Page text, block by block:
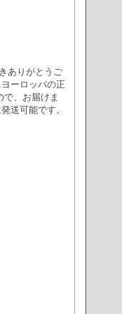
ありがとうご
ーロッパの正
で、お届けま
送可能です。